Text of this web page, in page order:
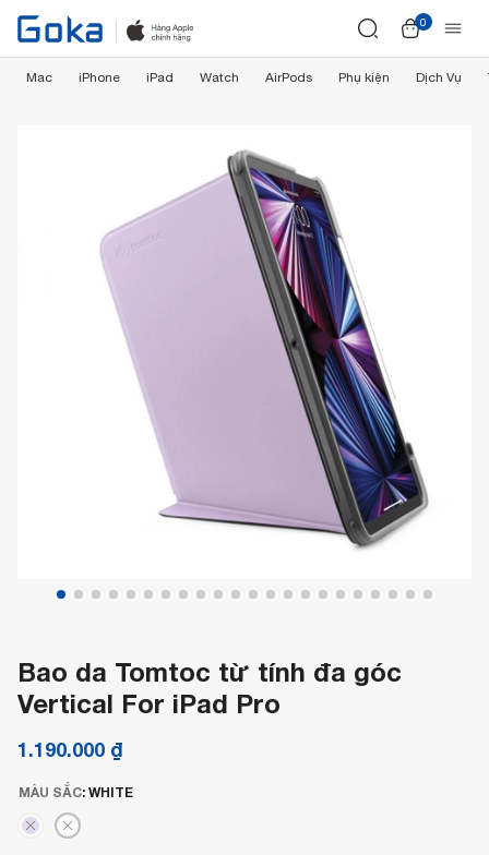
0
Mac iPhone iPad Watch AirPods Phụ kiện Dịch Vụ
Bao da Tomtoc từ tính đa góc
Vertical For iPad Pro
1.190.000 ₫
MÀU SẮC: WHITE